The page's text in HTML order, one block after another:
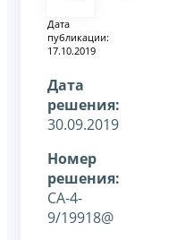
Дата
публикации:
17.10.2019
Дата
решения:
30.09.2019
Номер
решения:
СА-4-
9/19918@